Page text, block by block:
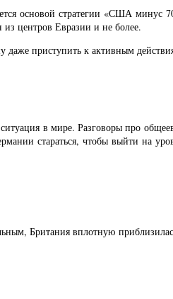
основой стратегии «США
центров Евразии и не более.
даже приступить к активным
в мире. Разговоры про
стараться, чтобы выйти на
Британия вплотную